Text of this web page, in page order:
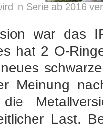
in Serie ab 2016
war das
hat 2 O-
Meinung
Last.